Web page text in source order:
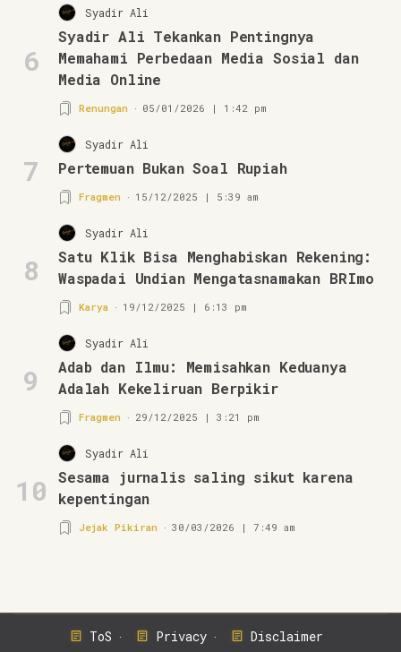
6
Syadir Ali
Syadir Ali Tekankan Pentingnya
Memahami Perbedaan Media Sosial dan
Media Online
Renungan 05/01/2026 | 1:42 pm
7
Syadir Ali
Pertemuan Bukan Soal Rupiah
Fragmen 15/12/2025 | 5:39 am
8
Syadir Ali
Satu Klik Bisa Menghabiskan Rekening:
Waspadai Undian Mengatasnamakan BRImo
Karya 19/12/2025 | 6:13 pm
9
Syadir Ali
Adab dan Ilmu: Memisahkan Keduanya
Adalah Kekeliruan Berpikir
Fragmen 29/12/2025 | 3:21 pm
10
Syadir Ali
Sesama jurnalis saling sikut karena
kepentingan
Jejak Pikiran 30/03/2026 | 7:49 am
ToS Privacy Disclaimer